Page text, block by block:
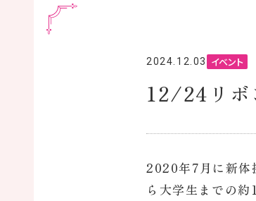
2024.12.03 イベント
12/24リボ
2020年7月に新体
ら大学生までの